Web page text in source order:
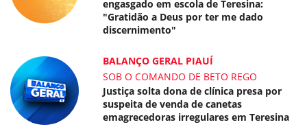
engasgado em escola de Teresina:
"Gratidão a Deus por ter me dado
discernimento"
BALANÇO GERAL PIAUÍ
SOB O COMANDO DE BETO REGO
Justiça solta dona de clínica presa por
suspeita de venda de canetas
emagrecedoras irregulares em Teresina